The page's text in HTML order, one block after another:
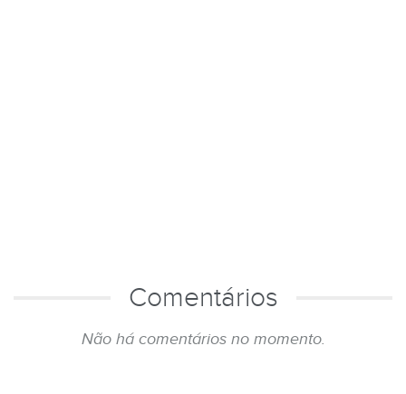
Comentários
Não há comentários no momento.